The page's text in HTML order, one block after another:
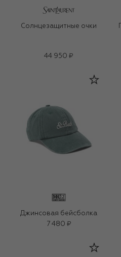
Солнцезащитные очки
44 950 ₽
Джинсовая бейсболка
7 480 ₽